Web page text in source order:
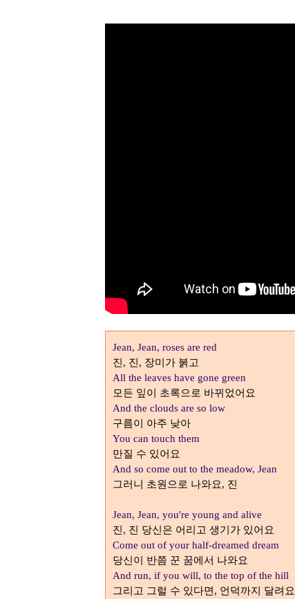
Jean, Jean, roses are red
진, 진, 장미가 붉고
All the leaves have gone green
모든 잎이 초록으로 바뀌었어요
And the clouds are so low
구름이 아주 낮아
You can touch them
만질 수 있어요
And so come out to the meadow, Jean
그러니 초원으로 나와요, 진
Jean, Jean, you're young and alive
진, 진 당신은 어리고 생기가 있어요
Come out of your half-dreamed dream
당신이 반쯤 꾼 꿈에서 나와요
And run, if you will, to the top of the hill
그리고 그럴 수 있다면, 언덕까지 달려요